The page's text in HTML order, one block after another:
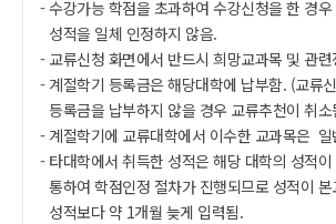
수강가능 학점을 초과하여 수강신청을 한 경
성적을 일체 인정하지 않음.
교류신청 화면에서 반드시 희망교과목 및 관
계절학기 등록금은 해당대학에 납부함. (교류
등록금을 납부하지 않을 경우 교류추천이 취소
계절학기에 교류대학에서 이수한 교과목은
타대학에서 취득한 성적은 해당 대학의 성적
통하여 학점인정 절차가 진행되므로 성적이
성적보다 약 1개월 늦게 입력됨.